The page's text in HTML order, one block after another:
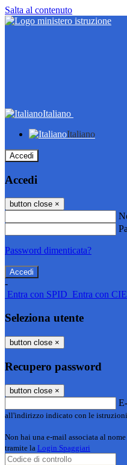
Salta al contenuto
Italiano
Italiano
Accedi
Accedi
button close ×
Password dimenticata?
-
Entra con SPID Entra con CIE
Seleziona utente
button close ×
Recupero password
button close ×
all'indirizzo indicato con le istruzioni
Non hai una e-mail associata al
tramite la Login Spaggiari